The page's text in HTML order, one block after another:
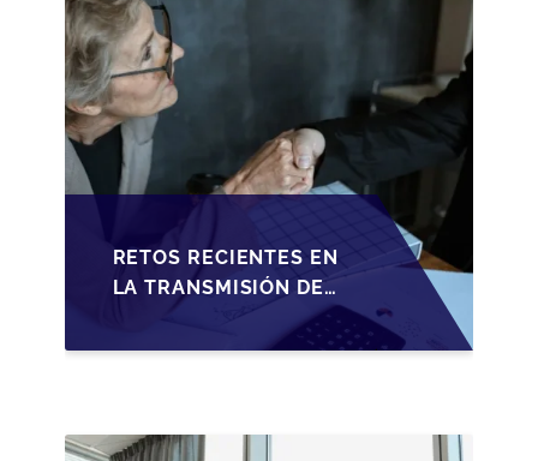
RETOS RECIENTES EN
LA TRANSMISIÓN DE
PYMES ESPAÑOLAS:
ADAPTACIONES
2026